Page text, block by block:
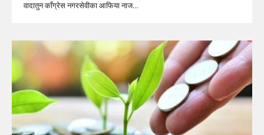
वादातुन काँग्रेस नगरसेवीका आफिया नाज…